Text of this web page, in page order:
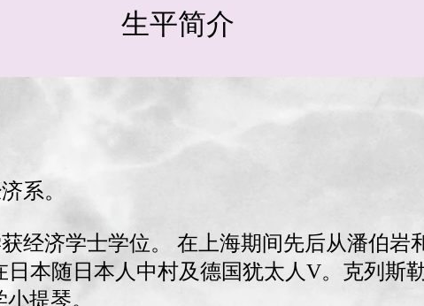
生平简介
系。
经济学士学位。 在上海期间先后从潘伯岩
本随日本人中村及德国犹太人V。克列斯
提琴。